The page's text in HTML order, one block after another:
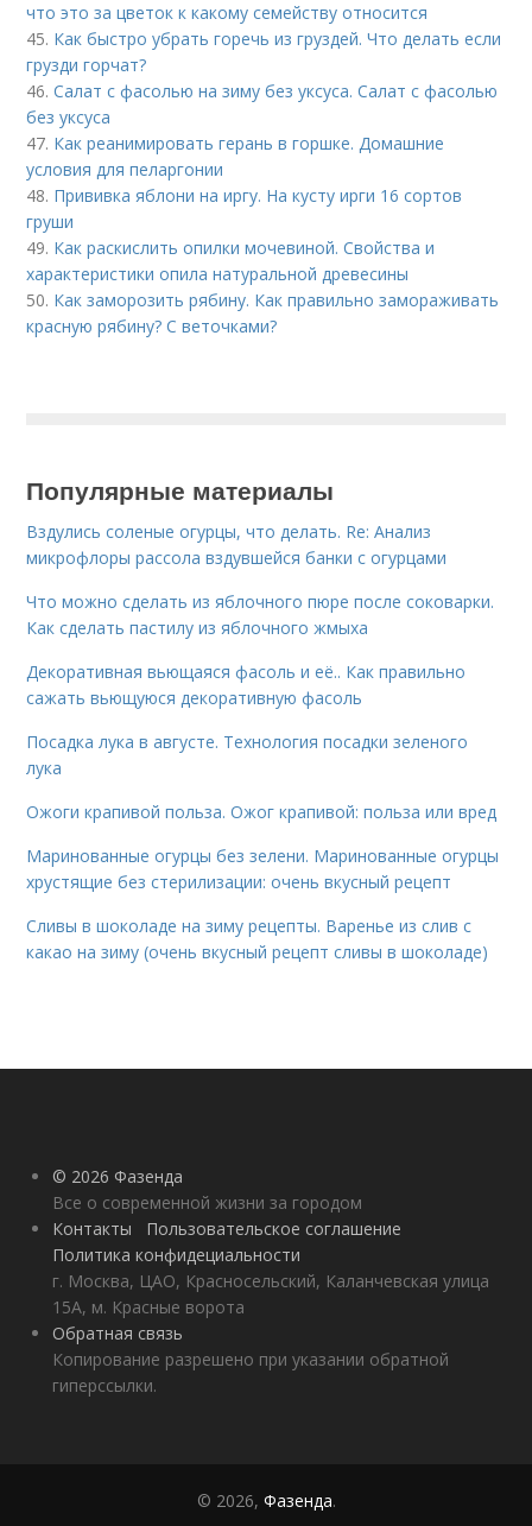
что это за цветок к какому семейству относится
45. Как быстро убрать горечь из груздей. Что делать если
грузди горчат?
46.Салат с фасолью на зиму без уксуса. Салат с фасолью
без уксуса
47. Как реанимировать герань в горшке. Домашние
условия для пеларгонии
48. Прививка яблони на иргу. На кусту ирги 16 сортов
груши
49. Как раскислить опилки мочевиной. Свойства и
характеристики опила натуральной древесины
50. Как заморозить рябину. Как правильно замораживать
красную рябину? С веточками?
Популярные материалы
Вздулись соленые огурцы, что делать. Re: Анализ
микрофлоры рассола вздувшейся банки с огурцами
Что можно сделать из яблочного пюре после соковарки.
Как сделать пастилу из яблочного жмыха
Декоративная вьющаяся фасоль и её.. Как правильно
сажать вьющуюся декоративную фасоль
Посадка лука в августе. Технология посадки зеленого
лука
Ожоги крапивой польза. Ожог крапивой: польза или вред
Маринованные огурцы без зелени. Маринованные огурцы
хрустящие без стерилизации: очень вкусный рецепт
Сливы в шоколаде на зиму рецепты. Варенье из слив с
какао на зиму (очень вкусный рецепт сливы в шоколаде)
© 2026 Фазенда
Все о современной жизни за городом
Контакты
Пользовательское соглашение
Политика конфидециальности
г. Москва, ЦАО, Красносельский, Каланчевская улица
15А, м. Красные ворота
Обратная связь
Копирование разрешено при указании обратной
гиперссылки.
© 2026, Фазенда.